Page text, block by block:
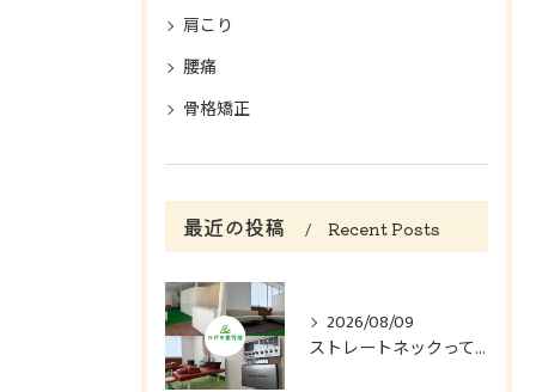
肩こり
腰痛
骨格矯正
最近の投稿 Recent Posts
2026/08/09
ストレートネックってどんな症状？